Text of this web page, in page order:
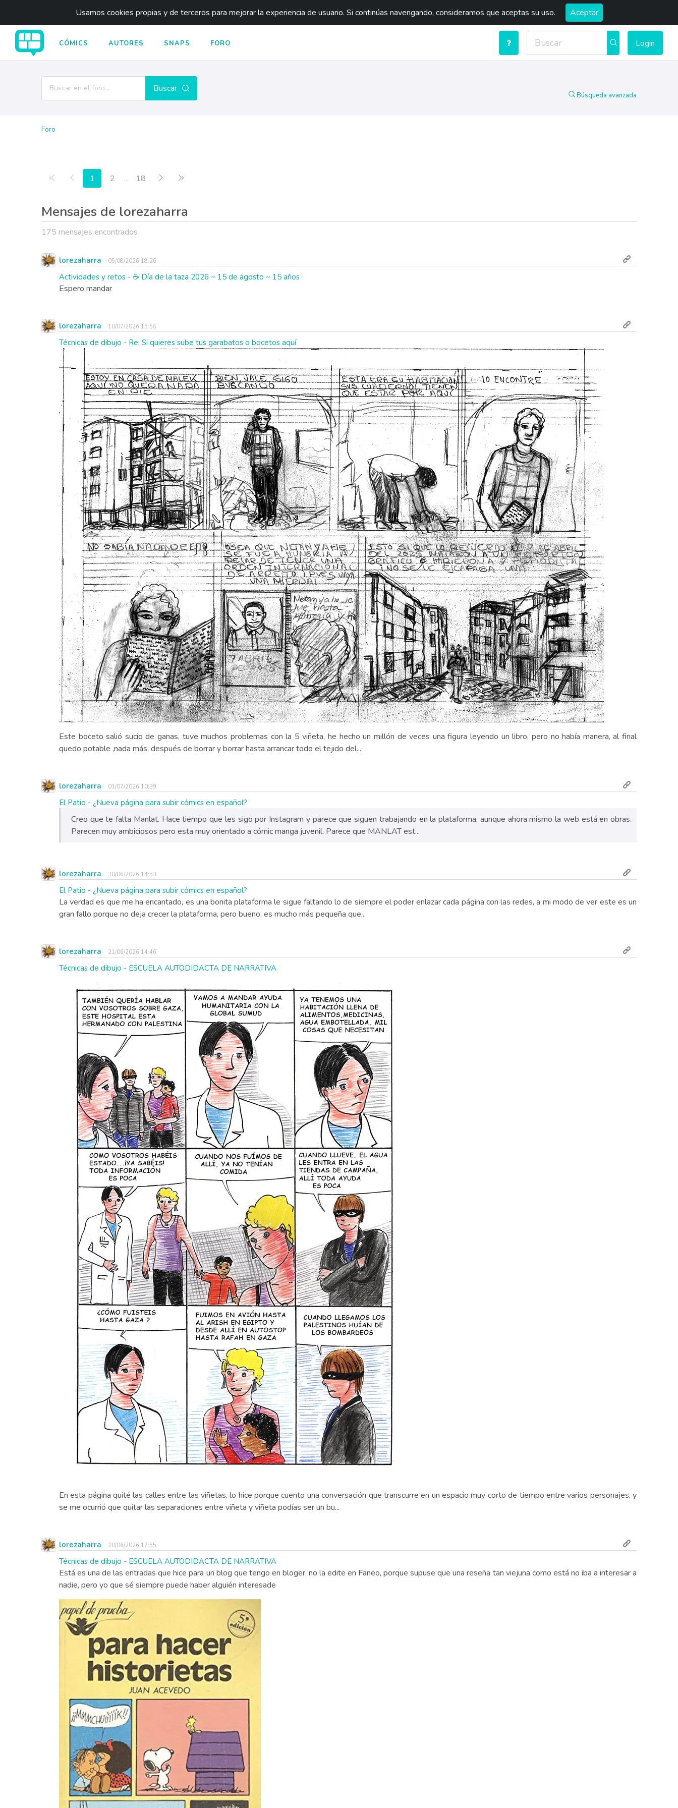
Usamos cookies propias y de terceros para mejorar la experiencia de usuario. Si continúas navengando, consideramos que aceptas su uso. Aceptar
CÓMICS AUTORES SNAPS FORO Login
Buscar
Búsqueda avanzada
Foro
Primera página
Anterior
1 2 ... 18 Siguiente
Mensajes de lorezaharra
175 mensajes encontrados
lorezaharra 05/08/2026 18:26
Actividades y retos - ☕ Día de la taza 2026 ~ 15 de agosto ~ 15 años
Espero mandar
lorezaharra 10/07/2026 15:58
Técnicas de dibujo - Re: Si quieres sube tus garabatos o bocetos aquí
Este boceto salió sucio de ganas, tuve muchos problemas con la 5 viñeta, he hecho un millón de veces una figura leyendo un libro, pero no había manera, al final
quedo potable ,nada más, después de borrar y borrar hasta arrancar todo el tejido del...
lorezaharra 01/07/2026 10:39
El Patio - ¿Nueva página para subir cómics en español?
Creo que te falta Manlat. Hace tiempo que les sigo por Instagram y parece que siguen trabajando en la plataforma, aunque ahora mismo la web está en obras.
Parecen muy ambiciosos pero esta muy orientado a cómic manga juvenil. Parece que MANLAT est...
lorezaharra 30/06/2026 14:53
El Patio - ¿Nueva página para subir cómics en español?
La verdad es que me ha encantado, es una bonita plataforma le sigue faltando lo de siempre el poder enlazar cada página con las redes, a mi modo de ver este es un
gran fallo porque no deja crecer la plataforma, pero bueno, es mucho más pequeña que...
lorezaharra 21/06/2026 14:46
Técnicas de dibujo - ESCUELA AUTODIDACTA DE NARRATIVA
En esta página quité las calles entre las viñetas, lo hice porque cuento una conversación que transcurre en un espacio muy corto de tiempo entre varios personajes, y
se me ocurrió que quitar las separaciones entre viñeta y viñeta podías ser un bu...
lorezaharra 20/06/2026 17:55
Técnicas de dibujo - ESCUELA AUTODIDACTA DE NARRATIVA
Está es una de las entradas que hice para un blog que tengo en bloger, no la edite en Faneo, porque supuse que una reseña tan viejuna como está no iba a interesar a
nadie, pero yo que sé siempre puede haber alguién interesade